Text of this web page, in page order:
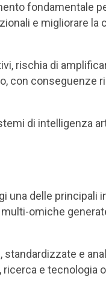
fondamentale
e migliorare la
rischia di
con conseguenze
di intelligenza
una delle principali
omiche
e
e tecnologia